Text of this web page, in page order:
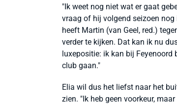
"Ik weet nog niet wat er gaat
vraag of hij volgend seizoen
heeft Martin (van Geel, red.)
verder te kijken. Dat kan ik nu
luxepositie: ik kan bij
club gaan."
Elia wil dus het liefst naar het
zien. "Ik heb geen voorkeur,